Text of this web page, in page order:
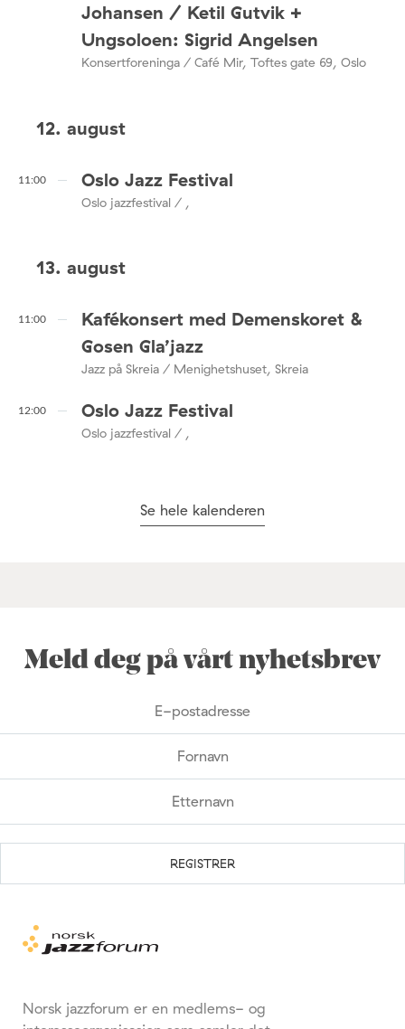
Johansen / Ketil Gutvik +
Ungsoloen: Sigrid Angelsen
Konsertforeninga / Café Mir, Toftes gate 69, Oslo
12. august
11:00 Oslo Jazz Festival
Oslo jazzfestival / ,
13. august
11:00
Kafékonsert med Demenskoret &
Gosen Gla’jazz
Jazz på Skreia / Menighetshuset, Skreia
12:00 Oslo Jazz Festival
Oslo jazzfestival / ,
Se hele kalenderen
Meld deg på vårt nyhetsbrev
Norsk jazzforum er en medlems- og